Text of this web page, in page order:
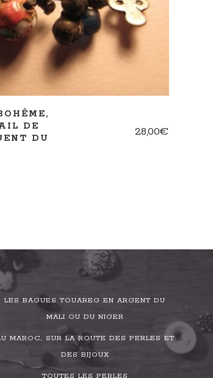
AJOUTER AU PANIER
DE
DU
28,00€
LES BAGUES TOUAREG EN ARGENT DU
MALI OU DU NIGER
MAROC, SUR LA ROUTE DES PERLES ET
DES BIJOUX
TOUTES LES PERLES